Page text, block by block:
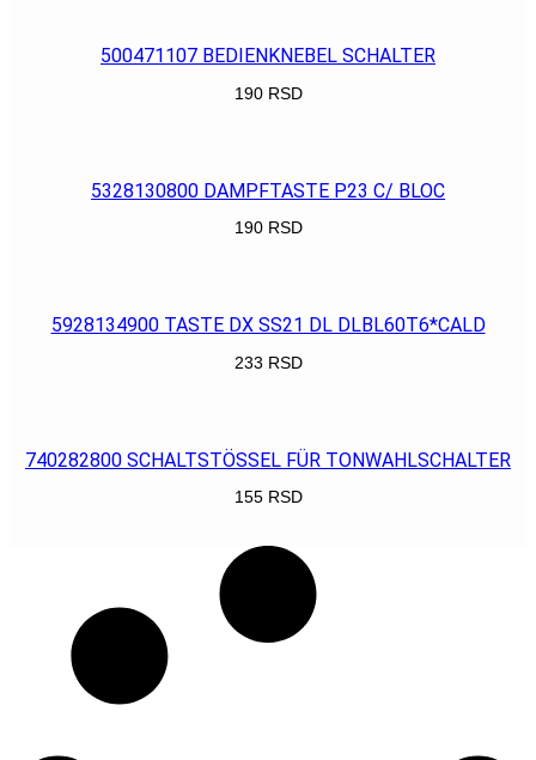
500471107 BEDIENKNEBEL SCHALTER
190 RSD
5328130800 DAMPFTASTE P23 C/ BLOC
190 RSD
5928134900 TASTE DX SS21 DL DLBL60T6*CALD
233 RSD
740282800 SCHALTSTÖSSEL FÜR TONWAHLSCHALTER
155 RSD